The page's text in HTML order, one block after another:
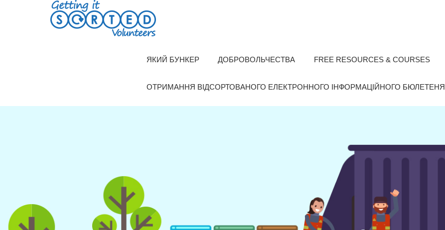
ЯКИЙ БУНКЕР ДОБРОВОЛЬЧЕСТВА FREE RESOURCES & COURSES
ОТРИМАННЯ ВІДСОРТОВАНОГО ЕЛЕКТРОННОГО ІНФОРМАЦІЙНОГО БЮЛЕТЕНЯ